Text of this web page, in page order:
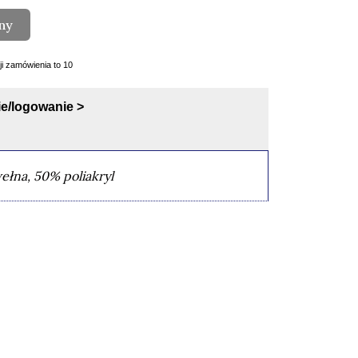
zamówienia to 10
logowanie >
50% poliakryl